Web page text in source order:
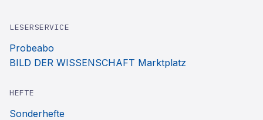
LESERSERVICE
Probeabo
BILD DER WISSENSCHAFT Marktplatz
HEFTE
Sonderhefte